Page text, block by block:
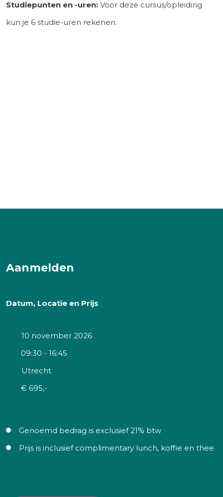
Studiepunten en -uren: Voor deze cursus/opleiding
kun je 6 studie-uren rekenen.
Aanmelden
Datum, Locatie en Prijs
10 november 2026
09:30 - 16:45
Utrecht
€ 695,-
Genoemd bedrag is exclusief 21% btw
Prijs is inclusief complimentary lunch, koffie en thee